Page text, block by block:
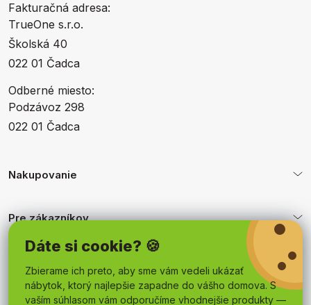
Dáte si cookie? 🍪
Zbierame ich preto, aby sme vám vedeli ukázať
nábytok, ktorý najlepšie zapadne do vášho domova. S
vaším súhlasom vám odporučíme vhodnejšie produkty —
Fakturačná adresa:
TrueOne s.r.o.
Školská 40
022 01 Čadca
Odberné miesto:
Podzávoz 298
022 01 Čadca
Nakupovanie
Pre zákazníkov